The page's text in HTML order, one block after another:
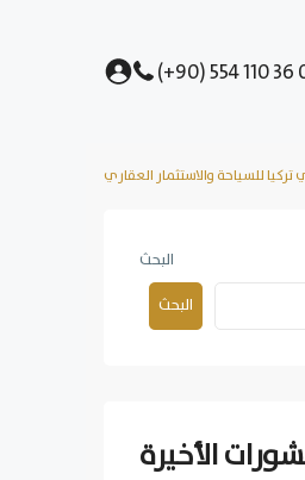
(+90) 554 110 36
للسياحة والاستثمار العقاري
البحث
البحث
الأخيرة